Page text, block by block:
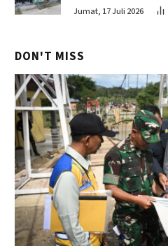
Jumat, 17 Juli 2026
DON'T MISS